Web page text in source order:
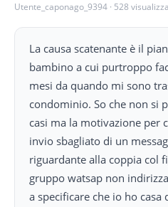
Utente_caponago_9394 · 528
La causa scatenante è il
bambino a cui purtroppo
mesi da quando mi sono
condominio. So che non si
casi ma la motivazione per
invio sbagliato di un
riguardante alla coppia col
gruppo watsap non
a specificare che io ho